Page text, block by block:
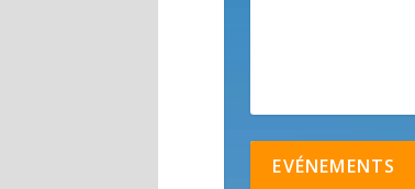
EVÉNEMENTS